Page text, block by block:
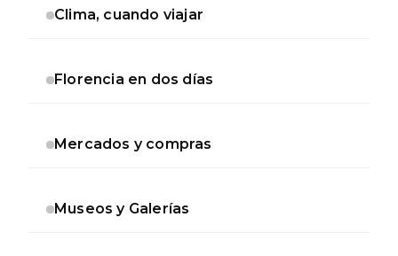
Clima, cuando viajar
Florencia en dos días
Mercados y compras
Museos y Galerías